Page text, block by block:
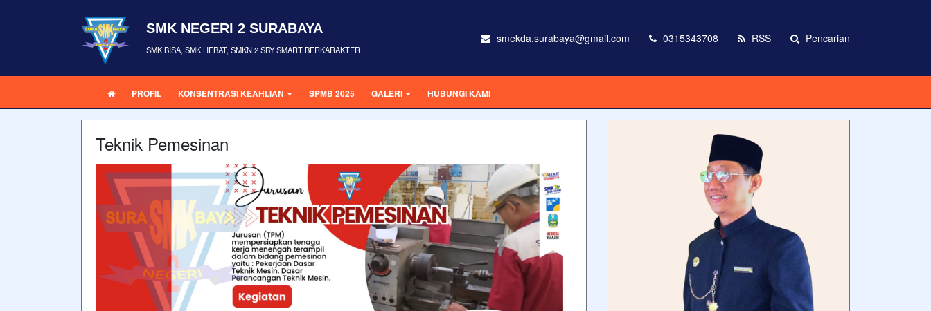
SMK NEGERI 2 SURABAYA
SMK BISA, SMK HEBAT, SMKN 2 SBY SMART BERKARAKTER
smekda.surabaya@gmail.com 0315343708 RSS Pencarian
PROFIL KONSENTRASI KEAHLIAN SPMB 2025 GALERI HUBUNGI KAMI
Teknik Pemesinan